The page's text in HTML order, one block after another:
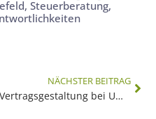
, Steuerberatung,
NÄCHSTER BEITRAG
Vertragsgestaltung bei Umwandlung